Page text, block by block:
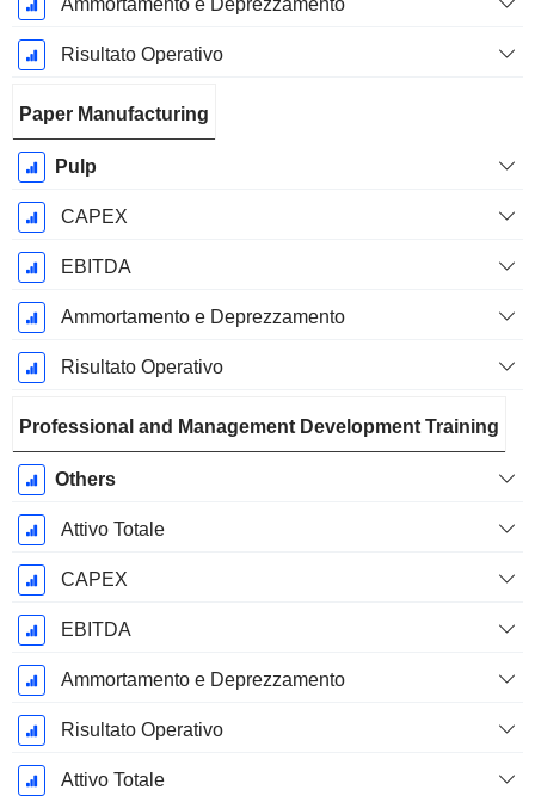
Ammortamento e Deprezzamento
Risultato Operativo
Paper Manufacturing
Pulp
CAPEX
EBITDA
Ammortamento e Deprezzamento
Risultato Operativo
Professional and Management Development Training
Others
Attivo Totale
CAPEX
EBITDA
Ammortamento e Deprezzamento
Risultato Operativo
Attivo Totale